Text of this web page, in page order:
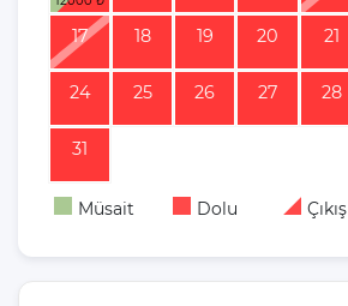
17 18 19 20 21
24 25 26 27 28
31
Müsait Dolu Çıkış